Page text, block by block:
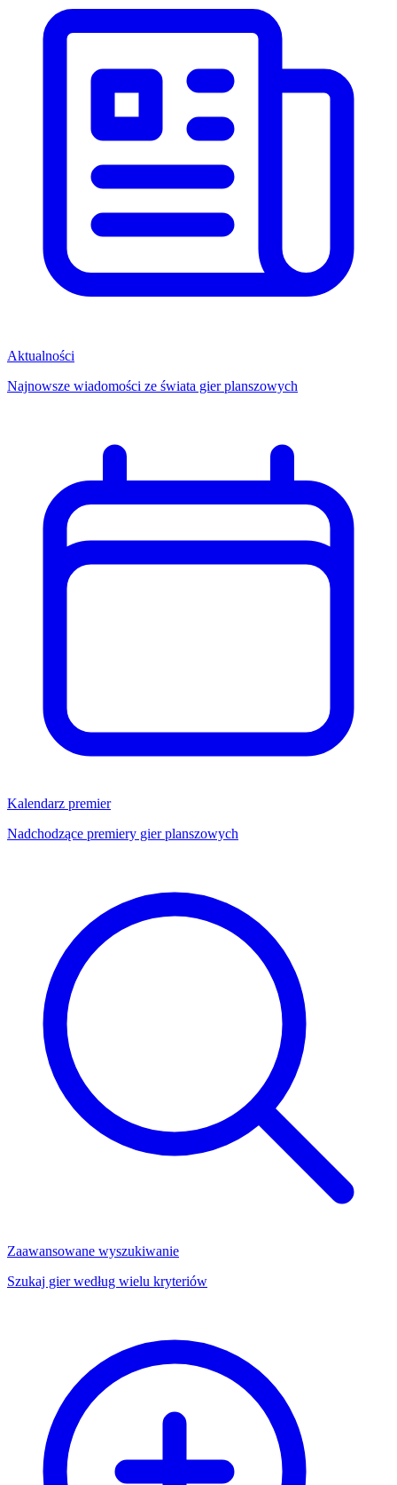
Aktualności
Najnowsze wiadomości ze świata gier planszowych
Kalendarz premier
Nadchodzące premiery gier planszowych
Zaawansowane wyszukiwanie
Szukaj gier według wielu kryteriów